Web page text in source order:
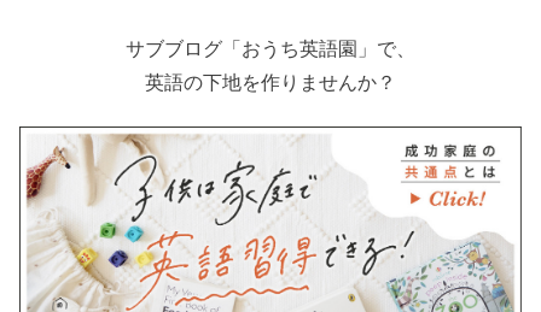
サブブログ「おうち英語園」で、
英語の下地を作りませんか？